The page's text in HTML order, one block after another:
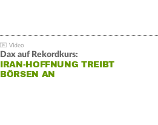
Dax auf Rekordkurs:
IRAN-HOFFNUNG TREIBT
BÖRSEN AN